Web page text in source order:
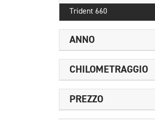
Trident 660
ANNO
CHILOMETRAGGIO
PREZZO